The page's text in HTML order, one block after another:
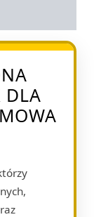
DLA